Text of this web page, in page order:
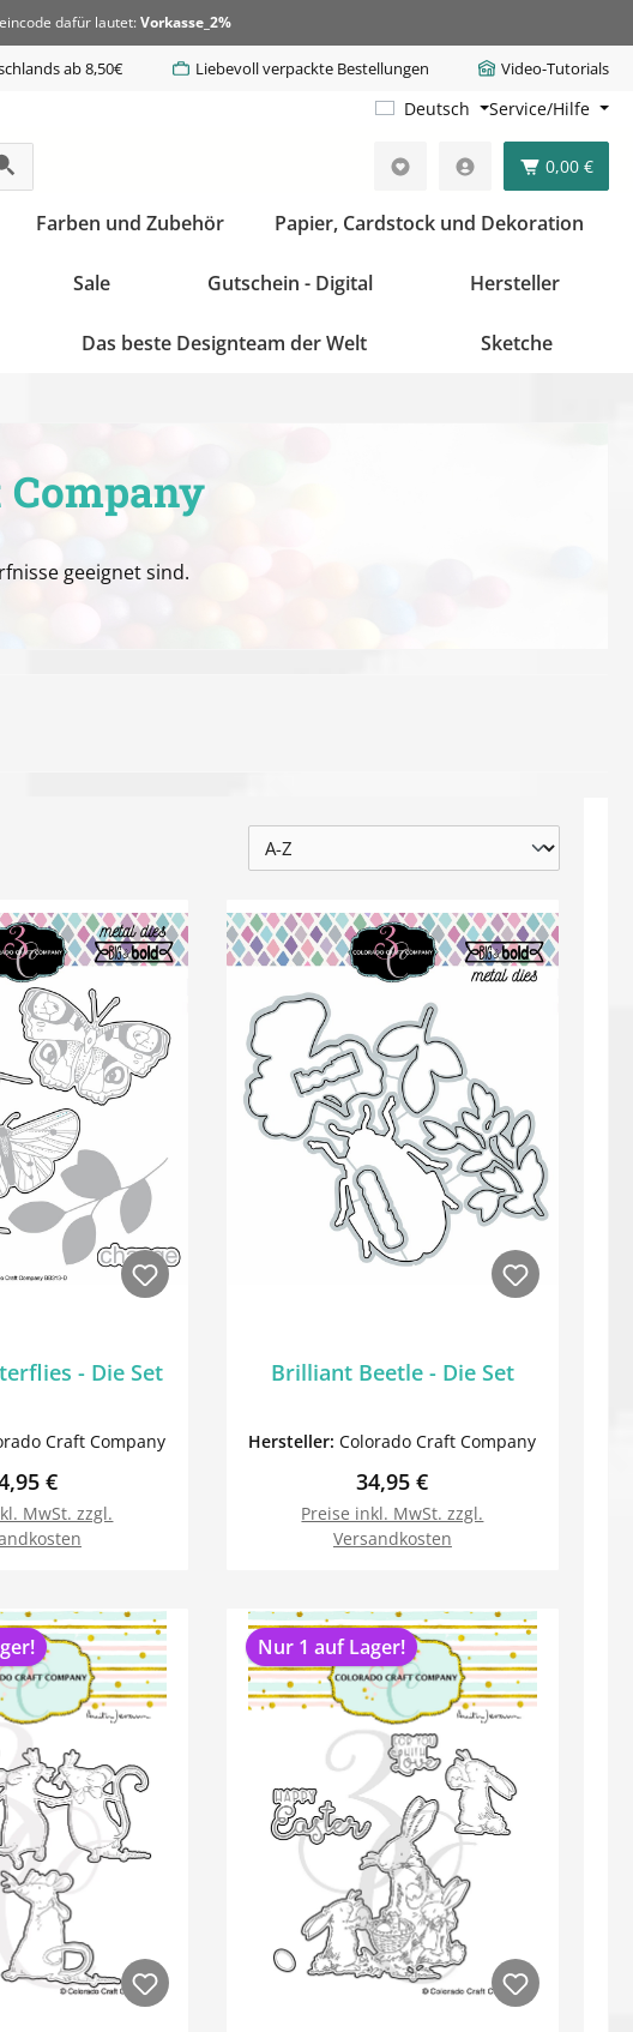
dafür lautet: Vorkasse_2%
ab 8,50€ Liebevoll verpackte Bestellungen Video-Tutorials
Deutsch Service/Hilfe
0,00 €
Farben und Zubehör Papier, Cardstock und Dekoration
Sale Gutschein - Digital Hersteller
Das beste Designteam der Welt Sketche
geeignet sind.
- Die Set
Craft Company
Preis:
€
MwSt. zzgl.
Brilliant Beetle - Die Set
Hersteller:Colorado Craft Company
Regulärer Preis:
34,95 €
Preise inkl. MwSt. zzgl.
Versandkosten
Nur 1 auf Lager!